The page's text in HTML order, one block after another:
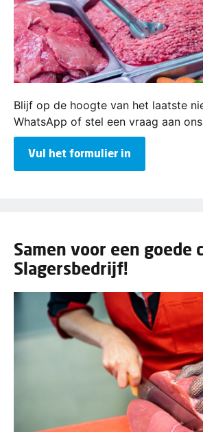
Blijf op de hoogte van het laatste
WhatsApp of stel een vraag aan
Vul het formulier in
Samen voor een goede
Slagersbedrijf!